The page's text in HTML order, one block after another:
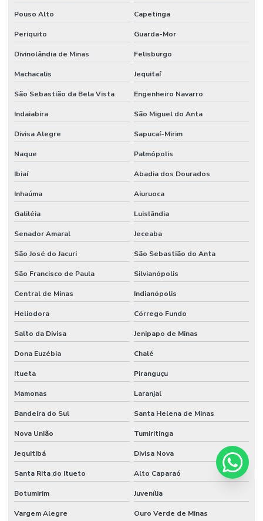
Pouso Alto Capetinga
Periquito Guarda-Mor
Divinolândia de Minas Felisburgo
Machacalis Jequitaí
São Sebastião da Bela Vista Engenheiro Navarro
Indaiabira São Miguel do Anta
Divisa Alegre Sapucaí-Mirim
Naque Palmópolis
Ibiaí Abadia dos Dourados
Inhaúma Aiuruoca
Galiléia Luislândia
Senador Amaral Jeceaba
São José do Jacuri São Sebastião do Anta
São Francisco de Paula Silvianópolis
Central de Minas Indianópolis
Heliodora Córrego Fundo
Salto da Divisa Jenipapo de Minas
Dona Euzébia Chalé
Itueta Piranguçu
Mamonas Laranjal
Bandeira do Sul Santa Helena de Minas
Nova União Tumiritinga
Jequitibá Divisa Nova
Santa Rita do Itueto Alto Caparaó
Botumirim Juvenília
Vargem Alegre Ouro Verde de Minas